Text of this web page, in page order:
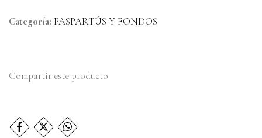
Categoría: PASPARTÚS Y FONDOS
Compartir este producto